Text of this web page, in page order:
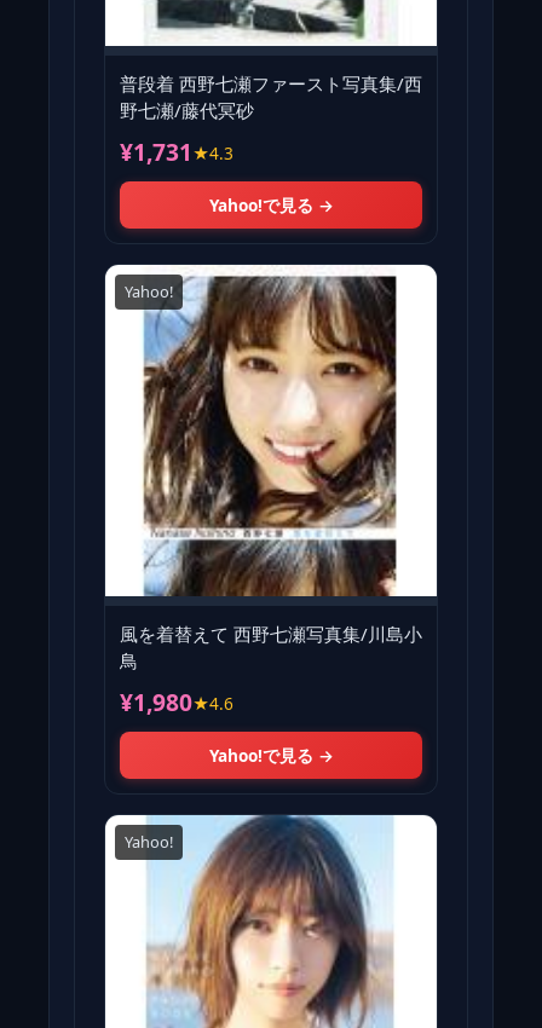
普段着 西野七瀬ファースト写真集/西
野七瀬/藤代冥砂
¥1,731 ★4.3
Yahoo!で見る →
Yahoo!
風を着替えて 西野七瀬写真集/川島小
鳥
¥1,980★4.6
Yahoo!で見る →
Yahoo!